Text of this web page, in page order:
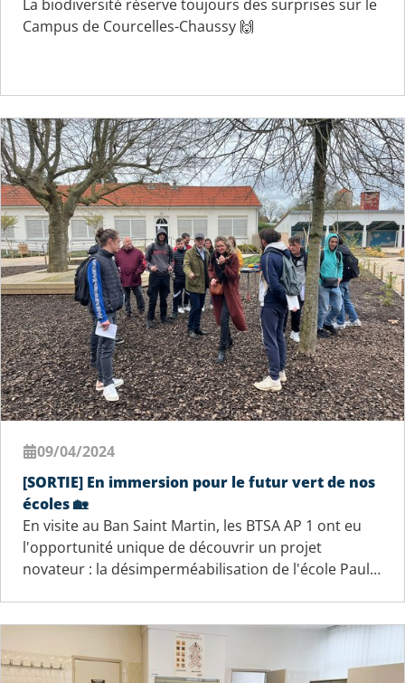
La biodiversité réserve toujours des surprises sur le
Campus de Courcelles-Chaussy 🙌
09/04/2024
[SORTIE] En immersion pour le futur vert de nos
écoles 🏡
En visite au Ban Saint Martin, les BTSA AP 1 ont eu
l'opportunité unique de découvrir un projet
novateur : la désimperméabilisation de l'école Paul…